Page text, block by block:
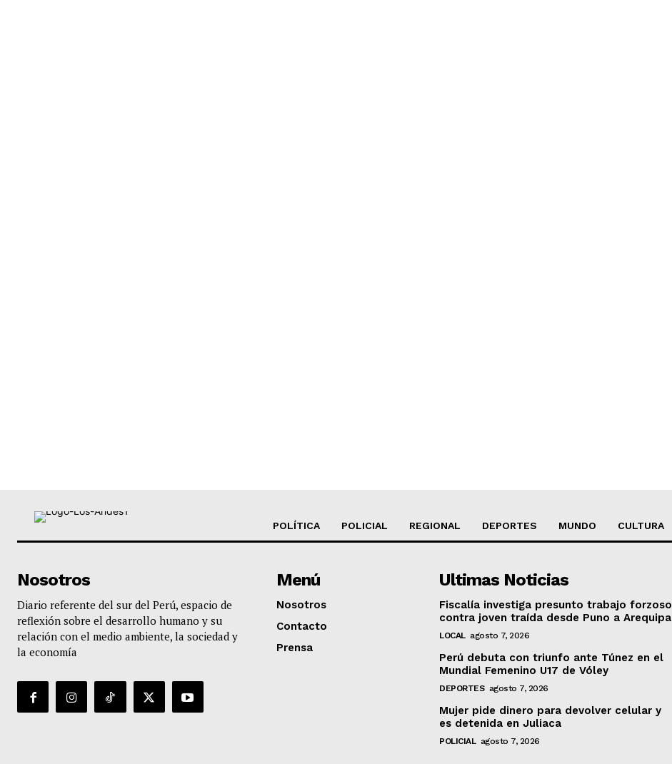
POLÍTICA POLICIAL REGIONAL DEPORTES MUNDO CULTURA
Nosotros
Diario referente del sur del Perú, espacio de
reflexión sobre el desarrollo humano y su
relación con el medio ambiente, la sociedad y
la economía
Menú
Nosotros
Contacto
Prensa
Ultimas Noticias
Fiscalía investiga presunto trabajo forzoso
contra joven traída desde Puno a Arequipa
LOCAL agosto 7, 2026
Perú debuta con triunfo ante Túnez en el
Mundial Femenino U17 de Vóley
DEPORTES agosto 7, 2026
Mujer pide dinero para devolver celular y
es detenida en Juliaca
POLICIAL agosto 7, 2026